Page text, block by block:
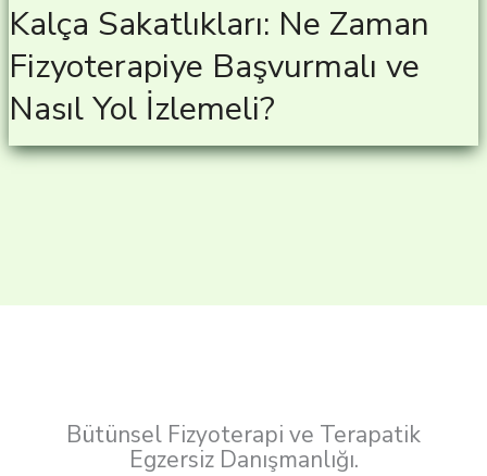
Kalça Sakatlıkları: Ne Zaman
Fizyoterapiye Başvurmalı ve
Nasıl Yol İzlemeli?
Bütünsel Fizyoterapi ve Terapatik
Egzersiz Danışmanlığı.